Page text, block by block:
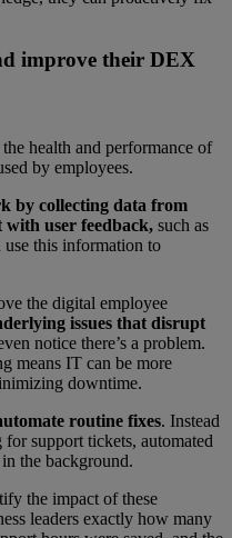
improve their DEX
health and performance of
by employees.
by collecting data from
with user feedback, such as
this information to
the digital employee
issues that disrupt
notice there’s a problem.
means IT can be more
downtime.
routine fixes. Instead
support tickets, automated
the background.
the impact of these
leaders exactly how many